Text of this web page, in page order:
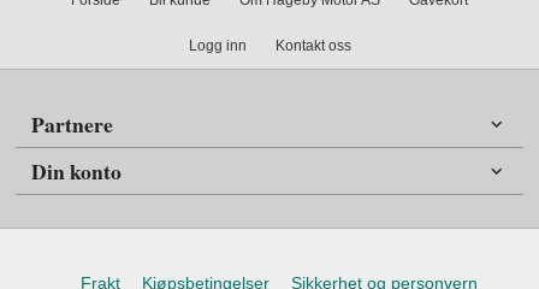
Logg inn Kontakt oss
Partnere
Din konto
Frakt Kjøpsbetingelser Sikkerhet og personvern